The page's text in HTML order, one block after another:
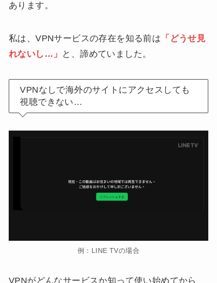
あります。
私は、VPNサービスの存在を知る前は 「どうせ見
れないし…」
と、諦めていました。
VPNなしで海外のサイトにアクセスしても
視聴できない…
例：LINE TVの場合
VPNがどんなサービスか知って使い始めてから